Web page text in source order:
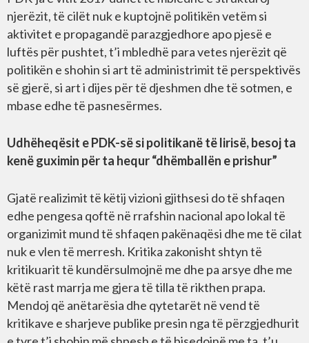
njerëzit, të cilët nuk e kuptojnë politikën vetëm si
aktivitet e propagandë parazgjedhore apo pjesë e
luftës për pushtet, t’i mbledhë para vetes njerëzit që
politikën e shohin si art të administrimit të perspektivës
së gjerë, si art i dijes për të djeshmen dhe të sotmen, e
mbase edhe të pasnesërmes.
Udhëheqësit e PDK-së si politikanë të lirisë, besoj ta
kenë guximin për ta hequr “dhëmballën e prishur”
Gjatë realizimit të këtij vizioni gjithsesi do të shfaqen
edhe pengesa qoftë në rrafshin nacional apo lokal të
organizimit mund të shfaqen pakënaqësi dhe me të cilat
nuk e vlen të merresh. Kritika zakonisht shtyn të
kritikuarit të kundërsulmojnë me dhe pa arsye dhe me
këtë rast marrja me gjera të tilla të rikthen prapa.
Mendoj që anëtarësia dhe qytetarët në vend të
kritikave e sharjeve publike presin nga të përzgjedhurit